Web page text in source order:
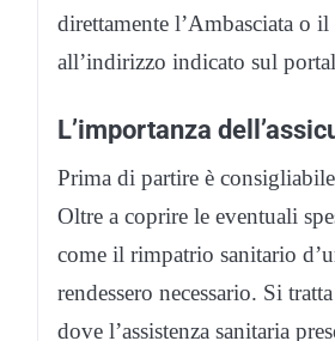
direttamente l’Ambasciata o
all’indirizzo indicato sul
L’importanza
Prima di partire è
Oltre a coprire le eventuali
come il rimpatrio sanitario
rendessero necessario. Si
dove l’assistenza sanitaria